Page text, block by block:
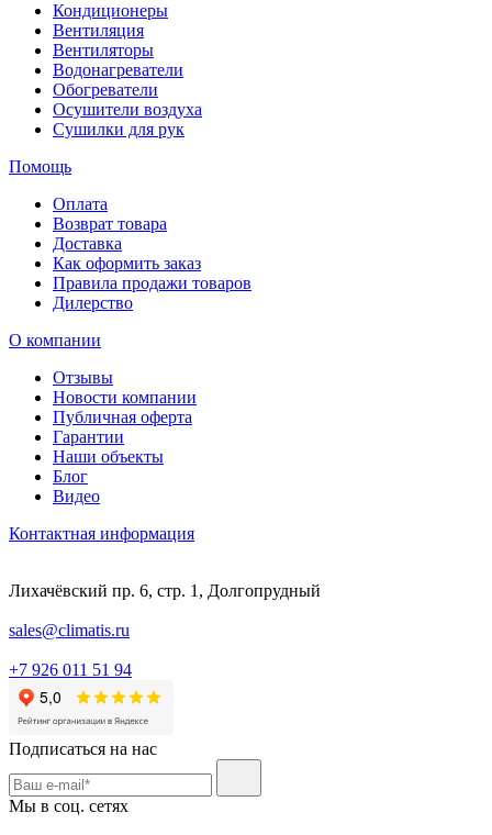
Кондиционеры
Вентиляция
Вентиляторы
Водонагреватели
Обогреватели
Осушители воздуха
Сушилки для рук
Помощь
Оплата
Возврат товара
Доставка
Как оформить заказ
Правила продажи товаров
Дилерство
О компании
Отзывы
Новости компании
Публичная оферта
Гарантии
Наши объекты
Блог
Видео
Контактная информация
Лихачёвский пр. 6, стр. 1, Долгопрудный
sales@climatis.ru
+7 926 011 51 94
Подписаться на нас
Мы в соц. сетях